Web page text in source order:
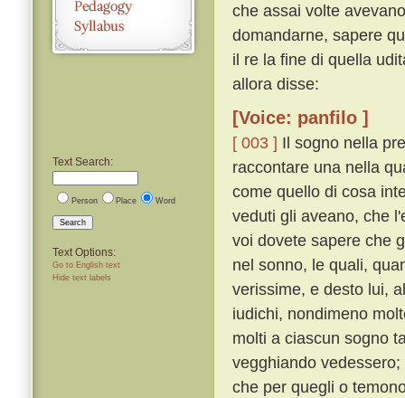
Text Search:
Person Place Word
Search
Text Options:
Go to English text
Hide text labels
che assai volte
domandarne, sapere
il re la fine di quella
allora disse:
[Voice: panfilo ]
[ 003 ] Il sogno nella
raccontare una nella
come quello di cosa
veduti gli aveano, che
voi dovete sapere che
nel sonno, le quali,
verissime, e desto lui,
iudichi, nondimeno
molti a ciascun sogno
vegghiando
che per quegli o